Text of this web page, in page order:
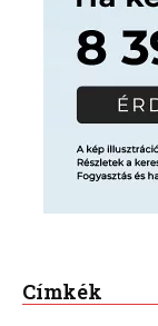
Címkék